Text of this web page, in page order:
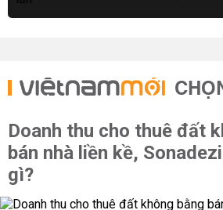
Doanh thu cho thuê đất
bán nhà liền kề,
gì?